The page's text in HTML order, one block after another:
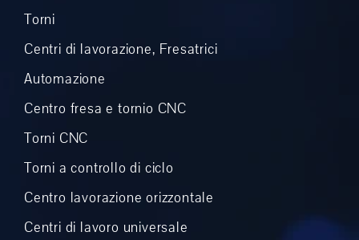
Torni
Centri di lavorazione, Fresatrici
Automazione
Centro fresa e tornio CNC
Torni CNC
Torni a controllo di ciclo
Centro lavorazione orizzontale
Centri di lavoro universale